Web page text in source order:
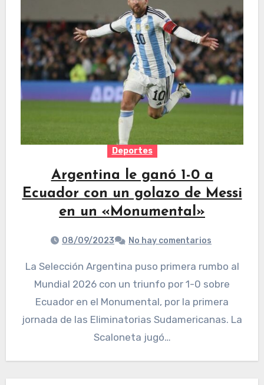
Deportes
Argentina le ganó 1-0 a
Ecuador con un golazo de Messi
en un «Monumental»
08/09/2023 No hay comentarios
La Selección Argentina puso primera rumbo al
Mundial 2026 con un triunfo por 1-0 sobre
Ecuador en el Monumental, por la primera
jornada de las Eliminatorias Sudamericanas. La
Scaloneta jugó…